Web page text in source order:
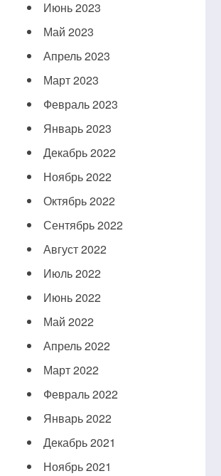
Июнь 2023
Май 2023
Апрель 2023
Март 2023
Февраль 2023
Январь 2023
Декабрь 2022
Ноябрь 2022
Октябрь 2022
Сентябрь 2022
Август 2022
Июль 2022
Июнь 2022
Май 2022
Апрель 2022
Март 2022
Февраль 2022
Январь 2022
Декабрь 2021
Ноябрь 2021